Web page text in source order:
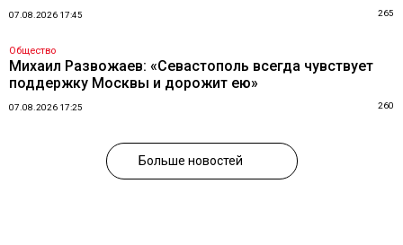
07.08.2026 17:45 265
Общество
Михаил Развожаев: «Севастополь всегда чувствует
поддержку Москвы и дорожит ею»
07.08.2026 17:25 260
Больше новостей